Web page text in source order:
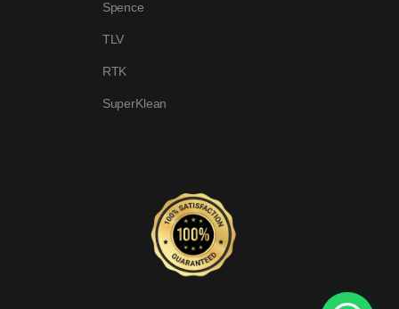
Spence
TLV
RTK
SuperKlean